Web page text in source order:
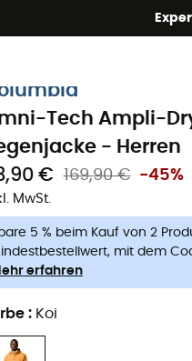
Tech Ampli-
- Herren
€
169,90 € -45%
MwSt.
5 % beim Kauf von 2
mit dem
erfahren
: Koi